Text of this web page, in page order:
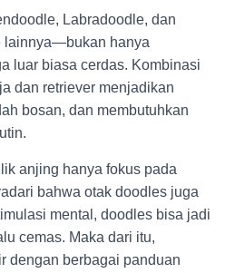
Labradoodle, dan
lainnya—bukan hanya
luar biasa cerdas. Kombinasi
dan retriever menjadikan
bosan, dan membutuhkan
anjing hanya fokus pada
bahwa otak doodles juga
mental, doodles bisa jadi
cemas. Maka dari itu,
dengan berbagai panduan